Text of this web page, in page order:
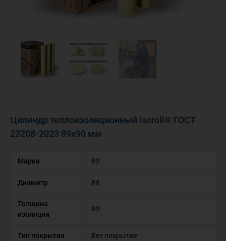
Цилиндр теплоизоляционный Isoroll® ГОСТ
23208-2023 89х90 мм
Марка 80
Диаметр 89
Толщина
изоляции
90
Тип покрытия Без покрытия